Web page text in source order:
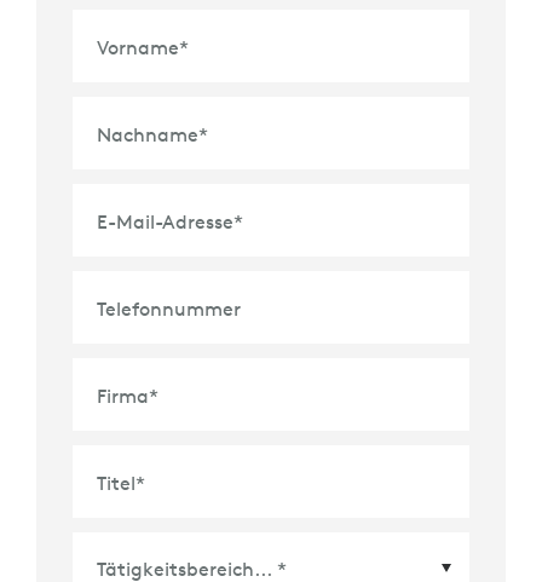
Vorname*
Nachname*
E-Mail-Adresse*
Telefonnummer
Firma*
Titel*